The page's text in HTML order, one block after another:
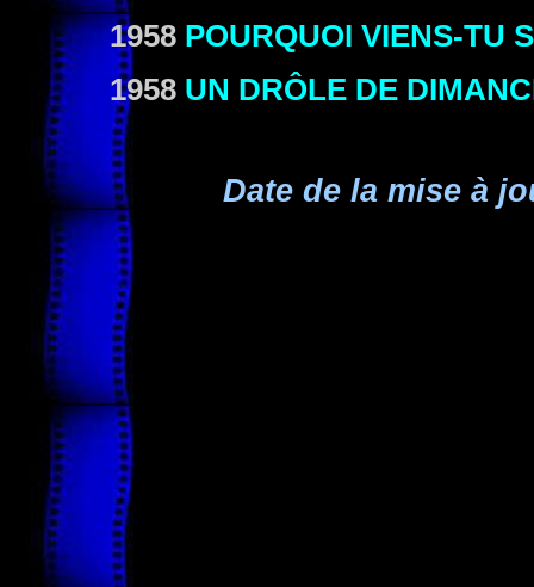
1958 POURQUOI VIENS-TU
1958 UN DRÔLE DE
Date de la mise à